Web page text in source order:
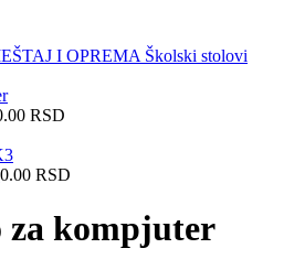
I OPREMA Školski stolovi
RSD
0.00 RSD
za kompjuter